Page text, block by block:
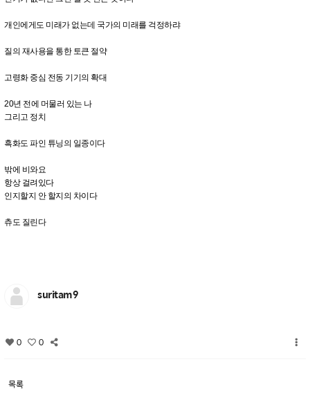
개인에게도 미래가 없는데 국가의 미래를 걱정하랴
질의 재사용을 통한 토큰 절약
고령화 중심 전동 기기의 확대
20년 전에 머물러 있는 나
그리고 정치
흑화도 파인 튜닝의 일종이다
밖에 비와요
항상 걸려있다
인지할지 안 할지의 차이다
츄도 질린다
suritam9
0 0
목록